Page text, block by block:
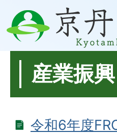
産業振興
令和6年度